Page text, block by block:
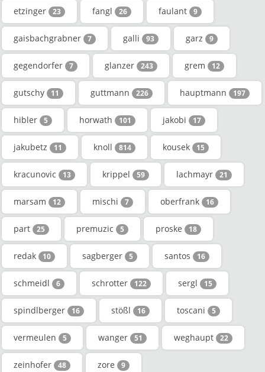
etzinger 23 fangl 26 faulant 9
gaisbachgrabner 7 galli 93 garz 9
gegendorfer 7 glanzer 243 grem 12
gutschy 11 guttmann 226 hauptmann 197
hibler 5 horwath 101 jakobi 17
jakubetz 11 knoll 814 kousek 15
kracunovic 13 krippel 59 lachmayr 21
marsam 12 mischi 7 oberfrank 16
part 25 premuzic 5 proske 18
redak 10 sagberger 5 santos 16
schmeidl 6 schrotter 122 sergl 15
spindlberger 16 stößl 16 toscani 5
vermeulen 5 wanger 51 weghaupt 22
zeinhofer 48 zore 9